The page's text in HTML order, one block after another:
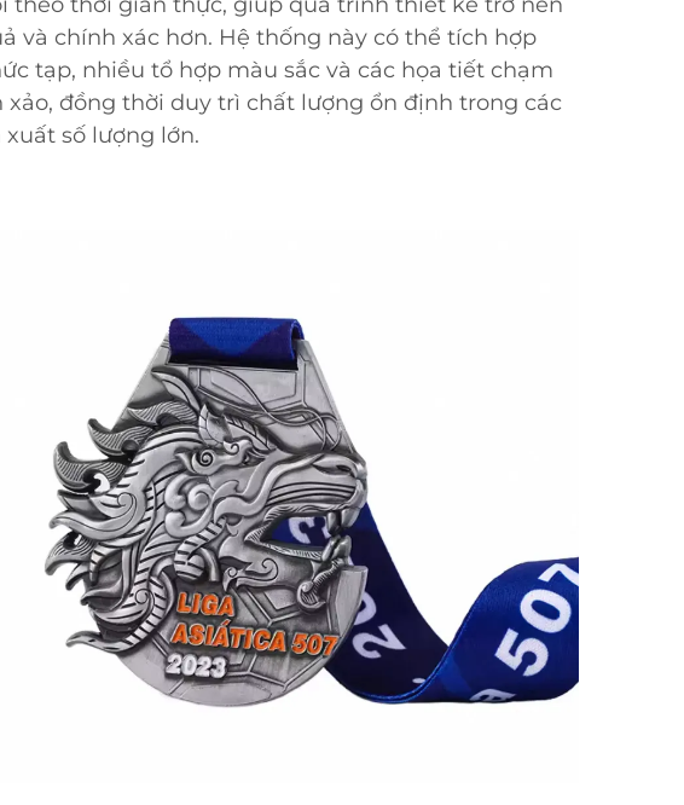
và chính xác hơn. Hệ thống này có thể tích hợp
tạp, nhiều tổ hợp màu sắc và các họa tiết chạm
xảo, đồng thời duy trì chất lượng ổn định trong các
xuất số lượng lớn.